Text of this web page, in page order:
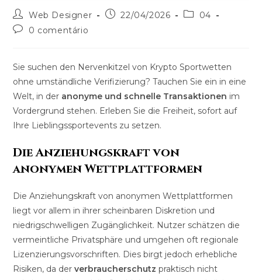
Web Designer 22/04/2026
04
0 comentário
Sie suchen den Nervenkitzel von Krypto Sportwetten
ohne umständliche Verifizierung? Tauchen Sie ein in eine
Welt, in der anonyme und schnelle Transaktionen im
Vordergrund stehen. Erleben Sie die Freiheit, sofort auf
Ihre Lieblingssportevents zu setzen.
Die Anziehungskraft von
anonymen Wettplattformen
Die Anziehungskraft von anonymen Wettplattformen
liegt vor allem in ihrer scheinbaren Diskretion und
niedrigschwelligen Zugänglichkeit. Nutzer schätzen die
vermeintliche Privatsphäre und umgehen oft regionale
Lizenzierungsvorschriften. Dies birgt jedoch erhebliche
Risiken, da derverbraucherschutz praktisch nicht